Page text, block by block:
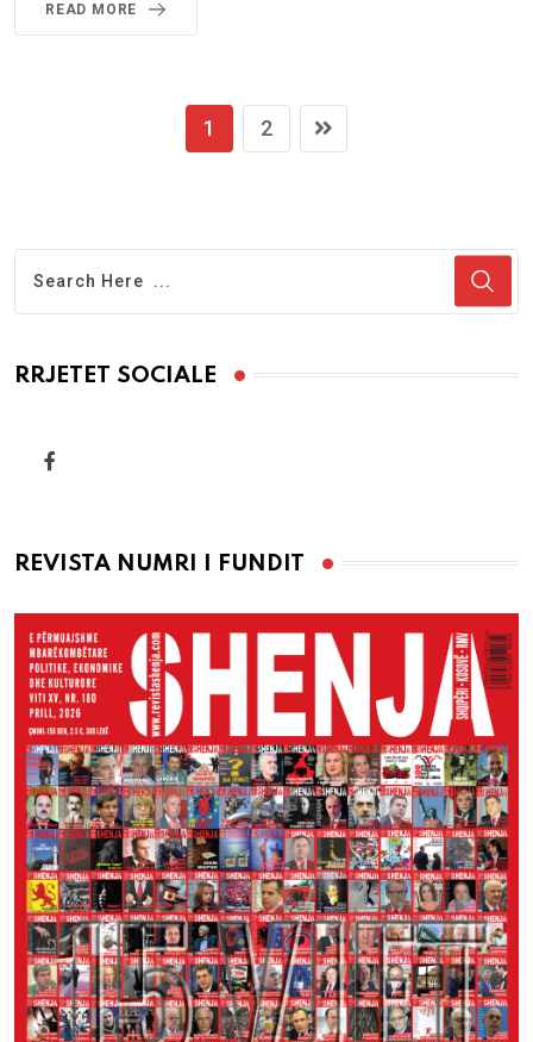
READ MORE
1 2
RRJETET SOCIALE
REVISTA NUMRI I FUNDIT